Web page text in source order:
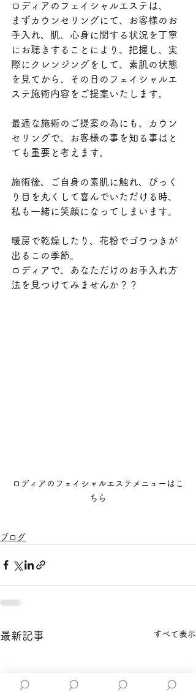
ロディアのフェイシャルエステは、
まずカウンセリングにて、お客様のお
手入れ、肌、心身に関する状況を丁寧
にお聴きすることにより、把握し、実
際にクレンジングをして、素肌の状態
を見てから、その日のフェイシャルエ
ステ施術内容をご提案いたします。
最適な施術のご提案の為にも、カウン
セリングで、お客様の事を知る事はと
ても重要と考えます。
施術後、ご自身の素肌に触れ、びっく
り目を丸くして喜んでいただける時、
私も一緒に笑顔になってしまいます。
暖房で乾燥したり、花粉でゴワつきが
出るこの季節。
ロディアで、あなただけのお手入れ方
法を見つけてみませんか？？
ロディアのフェイシャルエステメニューはこ
ちら
ブログ
最新記事 すべて表示